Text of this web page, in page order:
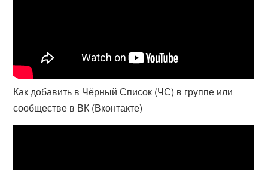
Как добавить в Чёрный Список (ЧС) в группе или
сообществе в ВК (Вконтакте)